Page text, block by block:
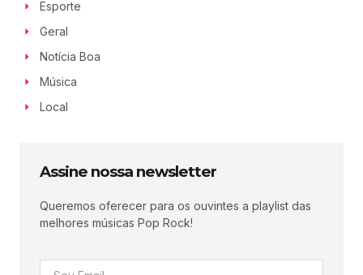
Esporte
Geral
Notícia Boa
Música
Local
Assine nossa newsletter
Queremos oferecer para os ouvintes a playlist das
melhores músicas Pop Rock!